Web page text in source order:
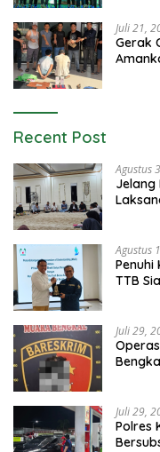
Juli 21,
Gerak
Recent Post
Agustus
Jelang
Agustus
TTB
Juli 29,
Juli 29,
Polres